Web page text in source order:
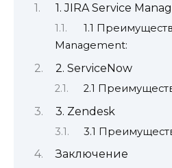
1. JIRA Service
1.1
Management:
2. ServiceNow
2.1
3. Zendesk
3.1
Заключение